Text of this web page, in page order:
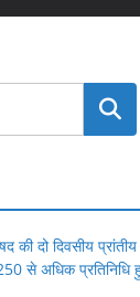
खोजें
की दो दिवसीय
से अधिक प्रतिनिधि